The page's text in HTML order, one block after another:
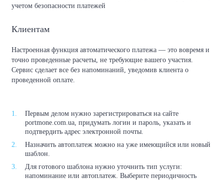
учетом безопасности платежей
Клиентам
Настроенная функция автоматического платежа — это вовремя и
точно проведенные расчеты, не требующие вашего участия.
Сервис сделает все без напоминаний, уведомив клиента о
проведенной оплате.
Первым делом нужно зарегистрироваться на сайте
portmone.com.ua, придумать логин и пароль, указать и
подтвердить адрес электронной почты.
Назначить автоплатеж можно на уже имеющийся или новый
шаблон.
Для готового шаблона нужно уточнить тип услуги:
напоминание или автоплатеж. Выберите периодичность